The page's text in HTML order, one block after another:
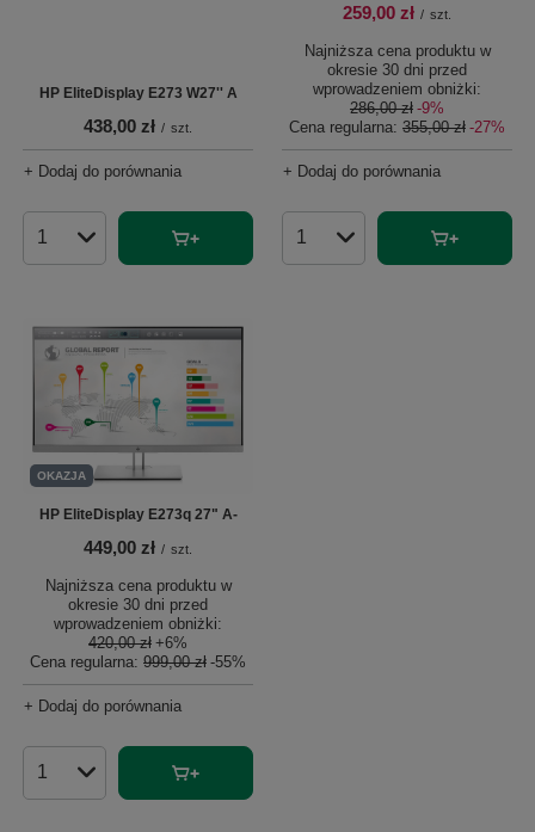
HP EliteDisplay E273 W27'' A
438,00 zł / szt.
+ Dodaj do porównania
Ilość produktów
259,00 zł / szt.
Najniższa cena produktu w
okresie 30 dni przed
wprowadzeniem obniżki:
286,00 zł -9%
Cena regularna: 355,00 zł -27%
+ Dodaj do porównania
Ilość produktów
OKAZJA
HP EliteDisplay E273q 27" A-
449,00 zł / szt.
Najniższa cena produktu w
okresie 30 dni przed
wprowadzeniem obniżki:
420,00 zł +6%
Cena regularna: 999,00 zł -55%
+ Dodaj do porównania
Ilość produktów